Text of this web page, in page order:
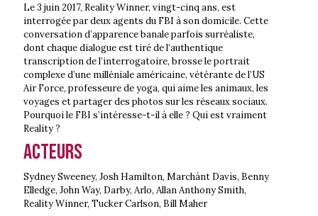
Le 3 juin 2017, Reality Winner, vingt-cinq ans, est
interrogée par deux agents du FBI à son domicile. Cette
conversation d’apparence banale parfois surréaliste,
dont chaque dialogue est tiré de l’authentique
transcription de l’interrogatoire, brosse le portrait
complexe d’une milléniale américaine, vétérante de l’US
Air Force, professeure de yoga, qui aime les animaux, les
voyages et partager des photos sur les réseaux sociaux.
Pourquoi le FBI s’intéresse-t-il à elle ? Qui est vraiment
Reality ?
Acteurs
Sydney Sweeney, Josh Hamilton, Marchánt Davis, Benny
Elledge, John Way, Darby, Arlo, Allan Anthony Smith,
Reality Winner, Tucker Carlson, Bill Maher